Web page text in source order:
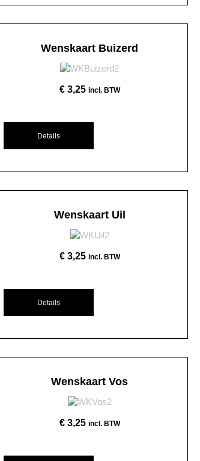
Wenskaart Buizerd
€3,25 incl. BTW
Details
Wenskaart Uil
€3,25 incl. BTW
Details
Wenskaart Vos
€3,25 incl. BTW